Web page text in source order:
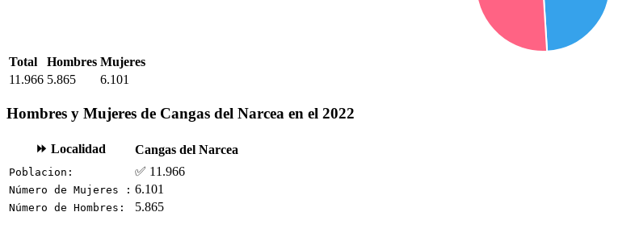
Total Hombres Mujeres
11.966 5.865 6.101
Hombres y Mujeres de Cangas del Narcea en el 2022
⏩ Localidad Cangas del Narcea
Poblacion: ✅ 11.966
Número de Mujeres : 6.101
Número de Hombres: 5.865